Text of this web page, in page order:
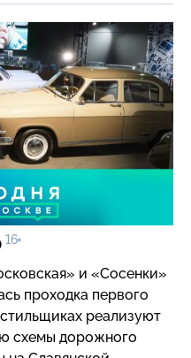
организовал проект
нового
и исторических
в новом
16+
и «Сосенки»
проходка первого
схемы дорожного